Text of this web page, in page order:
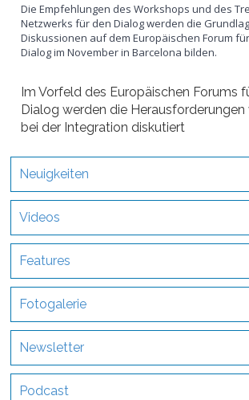
Die Empfehlungen des Workshops und des
Netzwerks für den Dialog werden die
Diskussionen auf dem Europäischen Forum
Dialog im November in Barcelona bilden.
Im Vorfeld des Europäischen Forums
Dialog werden die
bei der Integration diskutiert
Neuigkeiten
Videos
Features
Fotogalerie
Newsletter
Podcast